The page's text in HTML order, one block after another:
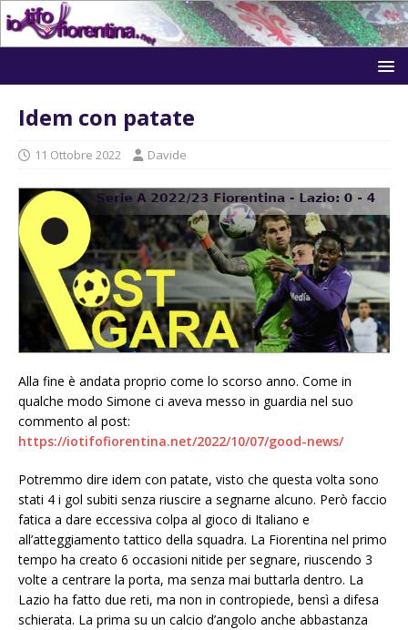
Idem con patate
11 Ottobre 2022 Davide
Alla fine è andata proprio come lo scorso anno. Come in
qualche modo Simone ci aveva messo in guardia nel suo
commento al post:
https://iotifofiorentina.net/2022/10/07/good-news/
Potremmo dire idem con patate, visto che questa volta sono
stati 4 i gol subiti senza riuscire a segnarne alcuno. Però faccio
fatica a dare eccessiva colpa al gioco di Italiano e
all’atteggiamento tattico della squadra. La Fiorentina nel primo
tempo ha creato 6 occasioni nitide per segnare, riuscendo 3
volte a centrare la porta, ma senza mai buttarla dentro. La
Lazio ha fatto due reti, ma non in contropiede, bensì a difesa
schierata. La prima su un calcio d’angolo anche abbastanza